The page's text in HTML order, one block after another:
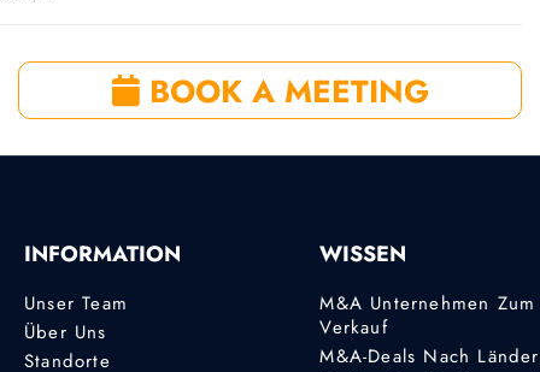
BOOK A MEETING
INFORMATION
Unser Team
Über Uns
Standorte
WISSEN
M&A Unternehmen Zum
Verkauf
M&A-Deals Nach